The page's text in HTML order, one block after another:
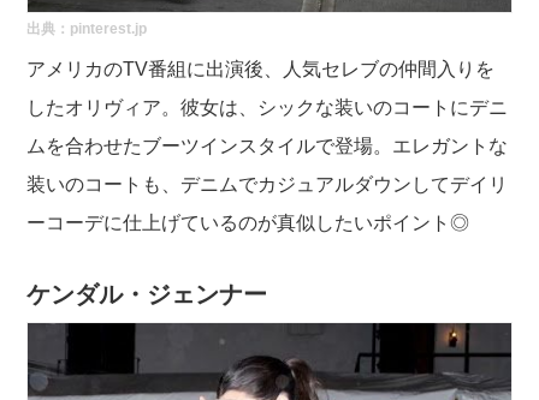
出典：pinterest.jp
アメリカのTV番組に出演後、人気セレブの仲間入りを
したオリヴィア。彼女は、シックな装いのコートにデニ
ムを合わせたブーツインスタイルで登場。エレガントな
装いのコートも、デニムでカジュアルダウンしてデイリ
ーコーデに仕上げているのが真似したいポイント◎
ケンダル・ジェンナー